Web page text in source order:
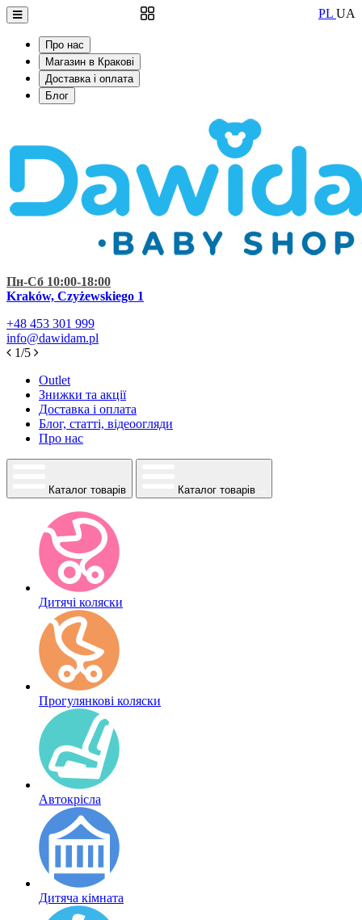
Про нас
Магазин в Кракові
Доставка і оплата
Блог
PL UA
Пн-Сб 10:00-18:00
Kraków, Czyżewskiego 1
+48 453 301 999
info@dawidam.pl
1/5
Outlet
Знижки та акції
Доставка і оплата
Блог, статті, відеоогляди
Про нас
Каталог товарів Каталог товарів
Дитячі коляски
Прогулянкові коляски
Автокрісла
Дитяча кімната